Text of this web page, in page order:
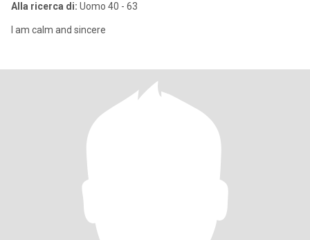
Alla ricerca di: Uomo 40 - 63
I am calm and sincere